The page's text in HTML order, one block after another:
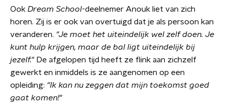
Ook Dream School-deelnemer Anouk liet van zich
horen. Zij is er ook van overtuigd dat je als persoon kan
veranderen. "Je moet het uiteindelijk wel zelf doen. Je
kunt hulp krijgen, maar de bal ligt uiteindelijk bij
jezelf." De afgelopen tijd heeft ze flink aan zichzelf
gewerkt en inmiddels is ze aangenomen op een
opleiding: "Ik kan nu zeggen dat mijn toekomst goed
gaat komen!"